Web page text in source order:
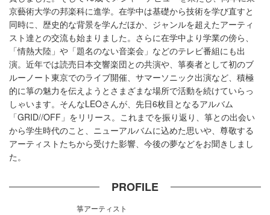
京藝術大学の邦楽科に進学。在学中は基礎から技術を学び直すと
同時に、歴史的な背景を学んだほか、ジャンルを超えたアーティ
スト達との交流も始まりました。さらに在学中より学業の傍ら、
「情熱大陸」や「題名のない音楽会」などのテレビ番組にも出
演。近年では読売日本交響楽団との共演や、箏奏者として初のブ
ルーノート東京でのライブ開催、サマーソニック出演など、積極
的に箏の魅力を伝えようとさまざまな場所で活動を続けていらっ
しゃいます。そんなLEOさんが、先日6枚目となるアルバム
「GRID//OFF」をリリース。これまでを振り返り、箏との出会い
から学生時代のこと、ニューアルバムに込めた思いや、尊敬する
アーティストたちから受けた影響、今後の夢などをお聞きしまし
た。
PROFILE
箏アーティスト